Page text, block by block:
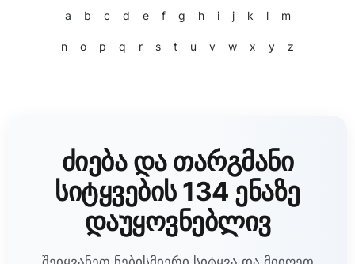
a b c d e f g h i j k l m
n o p q r s t u v w x y z
ძიება და თარგმანი
სიტყვების 134 ენაზე
დაუყოვნებლივ